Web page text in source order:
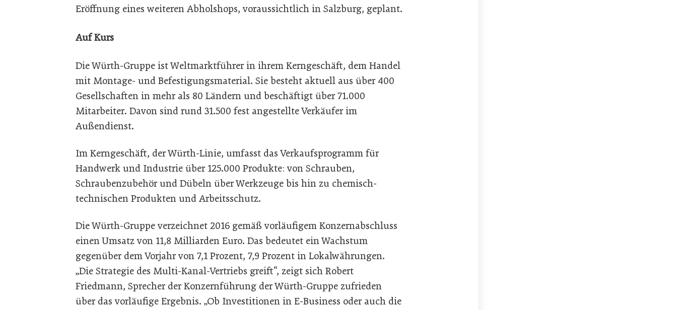
Eröffnung eines weiteren Abholshops, voraussichtlich in Salzburg, geplant.
Auf Kurs
Die Würth-Gruppe ist Weltmarktführer in ihrem Kerngeschäft, dem Handel
mit Montage- und Befestigungsmaterial. Sie besteht aktuell aus über 400
Gesellschaften in mehr als 80 Ländern und beschäftigt über 71.000
Mitarbeiter. Davon sind rund 31.500 fest angestellte Verkäufer im
Außendienst.
Im Kerngeschäft, der Würth-Linie, umfasst das Verkaufsprogramm für
Handwerk und Industrie über 125.000 Produkte: von Schrauben,
Schraubenzubehör und Dübeln über Werkzeuge bis hin zu chemisch-
technischen Produkten und Arbeitsschutz.
Die Würth-Gruppe verzeichnet 2016 gemäß vorläufigem Konzernabschluss
einen Umsatz von 11,8 Milliarden Euro. Das bedeutet ein Wachstum
gegenüber dem Vorjahr von 7,1 Prozent, 7,9 Prozent in Lokalwährungen.
„Die Strategie des Multi-Kanal-Vertriebs greift“, zeigt sich Robert
Friedmann, Sprecher der Konzernführung der Würth-Gruppe zufrieden
über das vorläufige Ergebnis. „Ob Investitionen in E-Business oder auch die